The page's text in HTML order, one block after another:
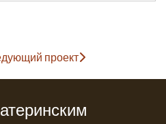
проект